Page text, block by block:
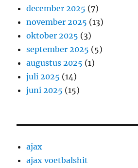
december 2025 (7)
november 2025 (13)
oktober 2025 (3)
september 2025 (5)
augustus 2025 (1)
juli 2025 (14)
juni 2025 (15)
ajax
ajax voetbalshit